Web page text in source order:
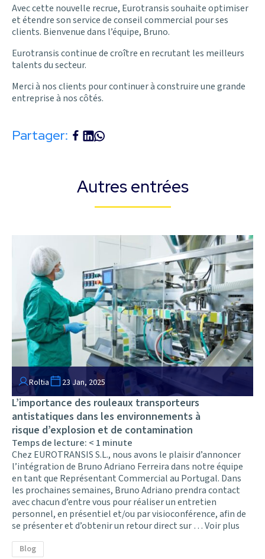
Avec cette nouvelle recrue, Eurotransis souhaite optimiser
et étendre son service de conseil commercial pour ses
clients. Bienvenue dans l’équipe, Bruno.
Eurotransis continue de croître en recrutant les meilleurs
talents du secteur.
Merci à nos clients pour continuer à construire une grande
entreprise à nos côtés.
Partager:
Autres entrées
Roltia 23 Jan, 2025
L’importance des rouleaux transporteurs
antistatiques dans les environnements à
risque d’explosion et de contamination
Temps de lecture: < 1 minute
Chez EUROTRANSIS S.L., nous avons le plaisir d’annoncer
l’intégration de Bruno Adriano Ferreira dans notre équipe
en tant que Représentant Commercial au Portugal. Dans
les prochaines semaines, Bruno Adriano prendra contact
avec chacun d’entre vous pour réaliser un entretien
personnel, en présentiel et/ou par visioconférence, afin de
se présenter et d’obtenir un retour direct sur …Voir plus
Blog